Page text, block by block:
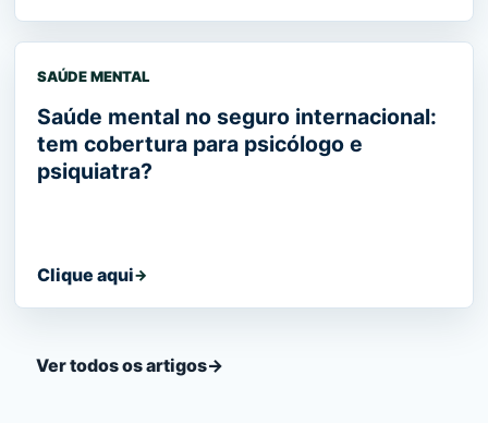
SAÚDE MENTAL
Saúde mental no seguro internacional:
tem cobertura para psicólogo e
psiquiatra?
Clique aqui→
Ver todos os artigos→